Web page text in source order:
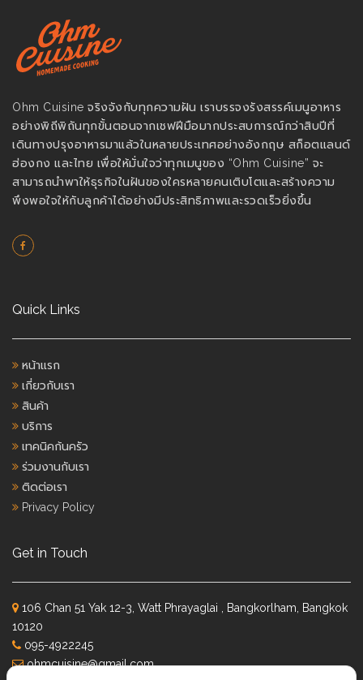
Ohm Cuisine จริงจังกับทุกความฝัน เราบรรจงรังสรรค์เมนูอาหาร
อย่างพิถีพิถันทุกขั้นตอนจากเชฟฝีมือมากประสบการณ์กว่าสิบปีที่
เดินทางปรุงอาหารมาแล้วในหลายประเทศอย่างอังกฤษ สก็อตแลนด์
ฮ่องกง และไทย เพื่อให้มั่นใจว่าทุกเมนูของ “Ohm Cuisine” จะ
สามารถนำพาให้ธุรกิจในฝันของใครหลายคนเติบโตและสร้างความ
พึงพอใจให้กับลูกค้าได้อย่างมีประสิทธิภาพและรวดเร็วยิ่งขึ้น
Quick Links
หน้าแรก
เกี่ยวกับเรา
สินค้า
บริการ
เทคนิคก้นครัว
ร่วมงานกับเรา
ติดต่อเรา
Privacy Policy
Get in Touch
106 Chan 51 Yak 12-3, Watt Phrayaglai , Bangkorlham, Bangkok
10120
095-4922245
ohmcuisine@gmail.com